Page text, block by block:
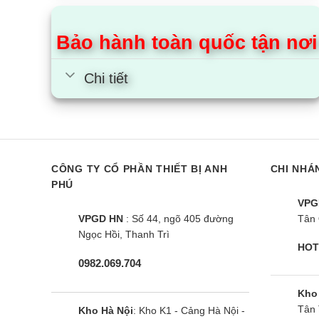
Dù bán
1.2.
Là đơn
Bảo hành toàn quốc tận nơi
Chi tiết
CÔNG TY CỔ PHẦN THIẾT BỊ ANH
PHÚ
VPGD HN : Số 44, ngõ 405 đường
Ngọc Hồi, Thanh Trì
0982.069.704
Kho Hà Nội: Kho K1 - Cảng Hà Nội -
CHI
Tân
Kho
Tân